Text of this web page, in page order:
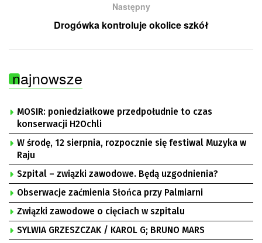
Następny
Drogówka kontroluje okolice szkół
najnowsze
MOSIR: poniedziałkowe przedpołudnie to czas
konserwacji H2Ochli
W środę, 12 sierpnia, rozpocznie się festiwal Muzyka w
Raju
Szpital – związki zawodowe. Będą uzgodnienia?
Obserwacje zaćmienia Słońca przy Palmiarni
Związki zawodowe o cięciach w szpitalu
SYLWIA GRZESZCZAK / KAROL G; BRUNO MARS